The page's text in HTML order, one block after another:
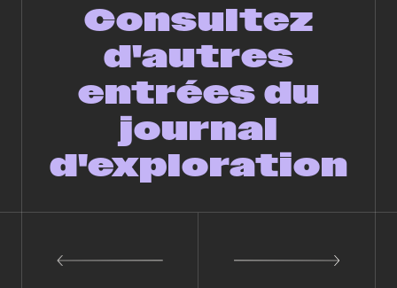
Consultez
d'autres
entrées du
journal
d'exploration